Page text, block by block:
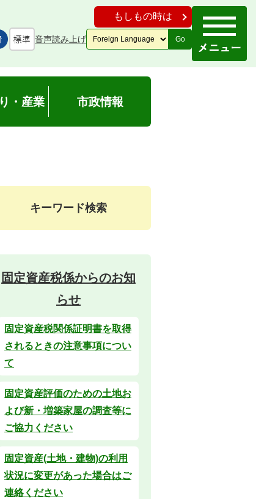
もしもの時は
音声読み上げ Go
・産業 市政情報
キーワード検索
固定資産税係からのお知
らせ
固定資産税関係証明書を取得
されるときの注意事項につい
て
固定資産評価のための土地お
よび新・増築家屋の調査等に
ご協力ください
固定資産(土地・建物)の利用
状況に変更があった場合はご
連絡ください